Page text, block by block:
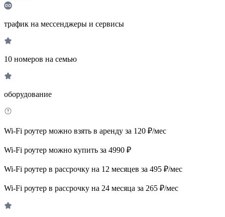
трафик на мессенджеры и сервисы
10 номеров на семью
оборудование
Wi-Fi роутер можно взять в аренду за 120 ₽/мес
Wi-Fi роутер можно купить за 4990 ₽
Wi-Fi роутер в рассрочку на 12 месяцев за 495 ₽/мес
Wi-Fi роутер в рассрочку на 24 месяца за 265 ₽/мес